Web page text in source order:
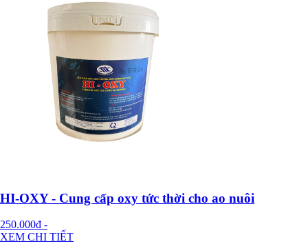
HI-OXY - Cung cấp oxy tức thời cho ao nuôi
250.000đ -
XEM CHI TIẾT